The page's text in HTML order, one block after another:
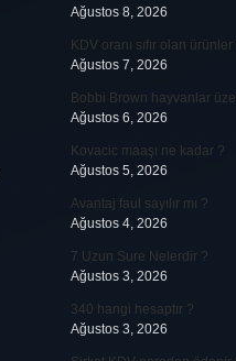
Ağustos 8, 2026
KDV oranı sıfır olan
Ağustos 7, 2026
Bobbi Brown hayvanlar
Ağustos 6, 2026
Kovacic maaşı ne kadar ?
Ağustos 5, 2026
Avantaj faul sayılır mı ?
Ağustos 4, 2026
7 Uzun Sure Nelerdir ?
Ağustos 3, 2026
340 hangi hesaptır ?
Ağustos 3, 2026